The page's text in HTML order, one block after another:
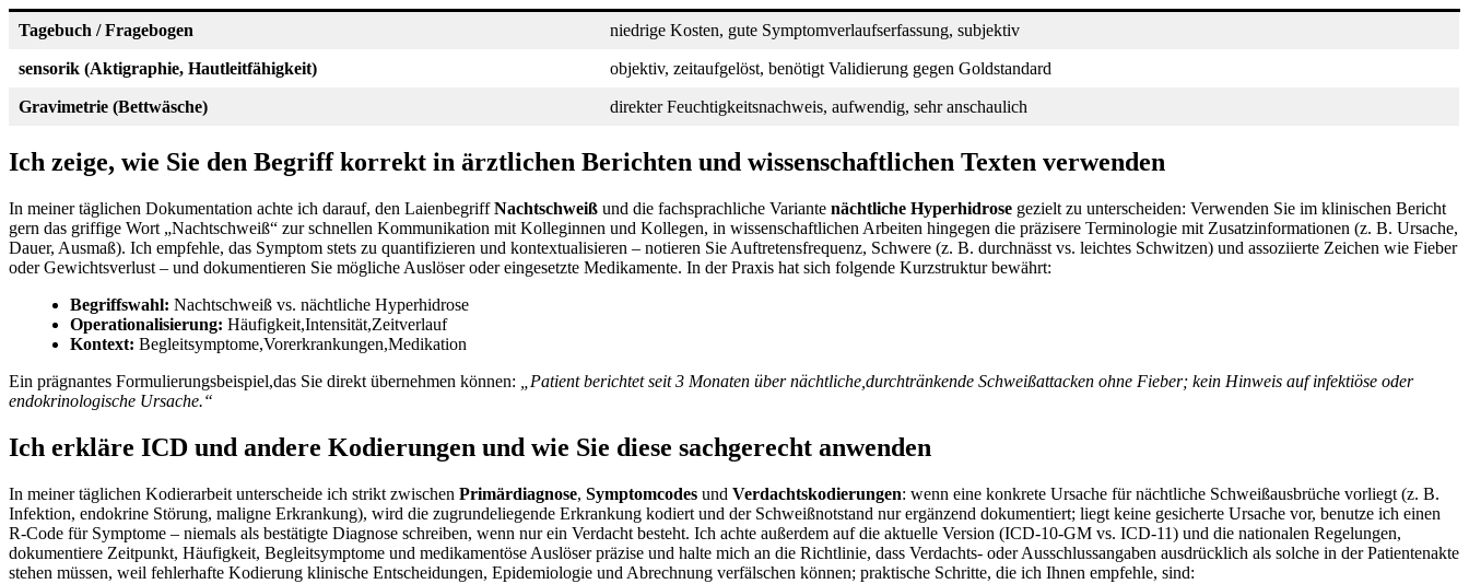
Tagebuch ‍/ Fragebogen niedrige Kosten, gute Symptomverlaufserfassung, subjektiv
sensorik (Aktigraphie, Hautleitfähigkeit) objektiv, zeitaufgelöst, benötigt Validierung gegen Goldstandard
Gravimetrie (Bettwäsche) direkter Feuchtigkeitsnachweis, aufwendig, sehr‍ anschaulich
Ich zeige, wie Sie ​den Begriff korrekt in ärztlichen ‌Berichten und wissenschaftlichen Texten verwenden
In meiner täglichen Dokumentation achte ich darauf, den LaienbegriffNachtschweiß und die fachsprachliche Variante nächtliche Hyperhidrose gezielt zu​ unterscheiden: Verwenden Sie im klinischen ⁤Bericht
gern ‍das griffige Wort „Nachtschweiß“ zur ⁢schnellen Kommunikation mit Kolleginnen und Kollegen, in wissenschaftlichen Arbeiten ⁣hingegen die präzisere Terminologie mit Zusatzinformationen (z. B. Ursache,
Dauer, Ausmaß). Ich empfehle, das ​Symptom stets zu quantifizieren und kontextualisieren – notieren Sie Auftretensfrequenz, ‌Schwere (z. B. durchnässt ‌vs. ⁣leichtes‍ Schwitzen) und assoziierte‍ Zeichen wie Fieber‍
oder Gewichtsverlust – und dokumentieren Sie mögliche Auslöser oder eingesetzte Medikamente. In der ⁣Praxis ⁢hat sich folgende Kurzstruktur bewährt:
Begriffswahl: Nachtschweiß vs. nächtliche Hyperhidrose
Operationalisierung: ‌Häufigkeit,Intensität,Zeitverlauf
Kontext: Begleitsymptome,Vorerkrankungen,Medikation
Ein prägnantes Formulierungsbeispiel,das‌ Sie direkt übernehmen‍ können:
„Patient berichtet seit 3 Monaten über ‌nächtliche,durchtränkende Schweißattacken ohne Fieber;​ kein Hinweis auf infektiöse ​oder
endokrinologische​ Ursache.“
Ich ⁤erkläre ICD ⁤und andere Kodierungen und wie Sie diese sachgerecht anwenden
In meiner‌ täglichen Kodierarbeit unterscheide ich strikt zwischen Primärdiagnose, Symptomcodes und Verdachtskodierungen: wenn eine konkrete Ursache für⁢ nächtliche⁤ Schweißausbrüche vorliegt (z. B.
Infektion, endokrine Störung, maligne Erkrankung), wird die zugrundeliegende Erkrankung⁢ kodiert und der Schweißnotstand nur ergänzend dokumentiert; liegt keine gesicherte Ursache vor, benutze ⁢ich einen ​
R-Code für Symptome – niemals als bestätigte Diagnose schreiben, wenn nur ein⁣ Verdacht‌ besteht. Ich achte​ außerdem auf ⁣die aktuelle⁤ Version (ICD-10‑GM vs. ICD‑11) und die nationalen Regelungen,
dokumentiere Zeitpunkt, ⁢Häufigkeit, Begleitsymptome‍ und medikamentöse Auslöser präzise und ‍halte⁢ mich an ​die Richtlinie, dass ‌Verdachts- oder Ausschlussangaben ausdrücklich als solche in ⁢der Patientenakte
stehen müssen, weil fehlerhafte Kodierung klinische ⁣Entscheidungen, Epidemiologie⁢ und ⁢Abrechnung verfälschen können; praktische Schritte, ⁢die ich Ihnen empfehle, ⁢sind: